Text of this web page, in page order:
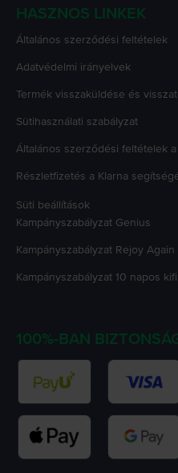
HASZNOS LINKEK
Általános szerződési feltételek
Adatvédelmi irányelvek
Termék visszaküldése és
Sütihasználati szabályzat
Általános szerződési feltételek
Részletfizetés a Klarna
Süti beállítások
Kampányszabályzat Genius
Kampányszabályzat Rejoy Again
Kampányszabályzat 10 napos
100%-BAN